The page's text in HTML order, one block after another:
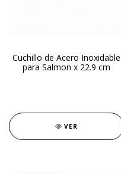
Cuchillo de Acero Inoxidable
para Salmon x 22.9 cm
VER